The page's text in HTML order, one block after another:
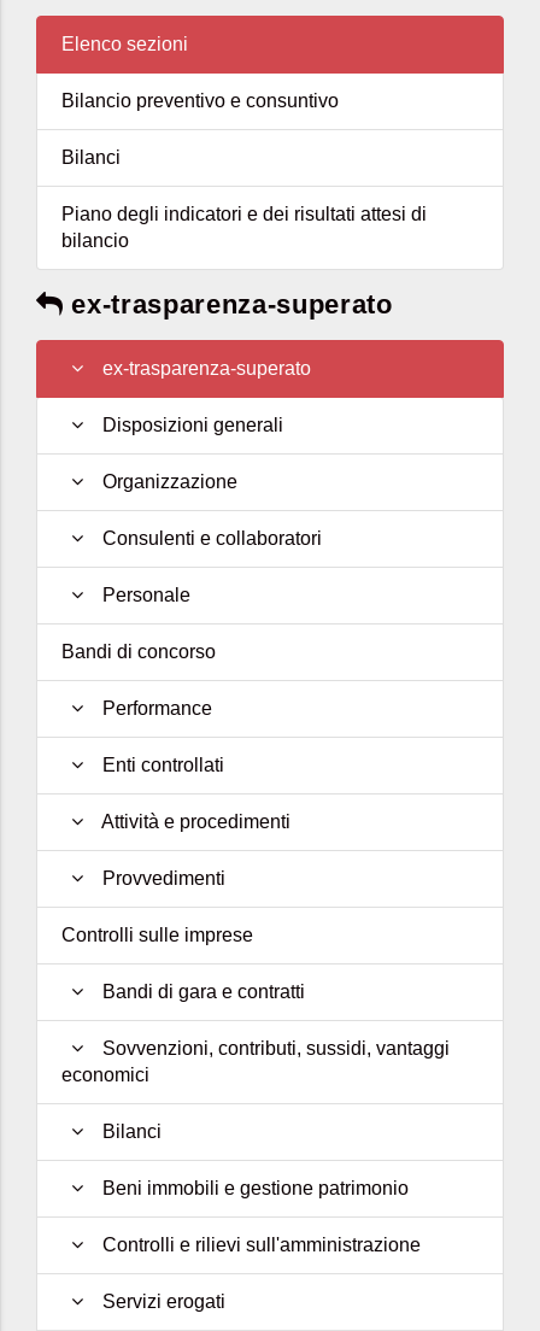
Elenco sezioni
Bilancio preventivo e consuntivo
Bilanci
Piano degli indicatori e dei risultati attesi di
bilancio
ex-trasparenza-superato
ex-trasparenza-superato
Disposizioni generali
Organizzazione
Consulenti e collaboratori
Personale
Bandi di concorso
Performance
Enti controllati
Attività e procedimenti
Provvedimenti
Controlli sulle imprese
Bandi di gara e contratti
Sovvenzioni, contributi, sussidi, vantaggi
economici
Bilanci
Beni immobili e gestione patrimonio
Controlli e rilievi sull'amministrazione
Servizi erogati